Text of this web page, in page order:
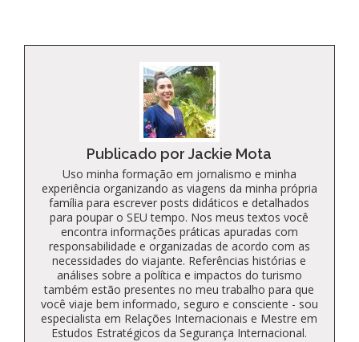
Publicado por Jackie Mota
Uso minha formação em jornalismo e minha
experiência organizando as viagens da minha própria
família para escrever posts didáticos e detalhados
para poupar o SEU tempo. Nos meus textos você
encontra informações práticas apuradas com
responsabilidade e organizadas de acordo com as
necessidades do viajante. Referências histórias e
análises sobre a política e impactos do turismo
também estão presentes no meu trabalho para que
você viaje bem informado, seguro e consciente - sou
especialista em Relações Internacionais e Mestre em
Estudos Estratégicos da Segurança Internacional.